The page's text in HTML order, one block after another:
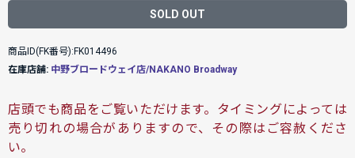
SOLD OUT
商品ID(FK番号):FK014496
在庫店舗: 中野ブロードウェイ店/NAKANO Broadway
店頭でも商品をご覧いただけます。タイミングによっては
売り切れの場合がありますので、その際はご容赦くださ
い。